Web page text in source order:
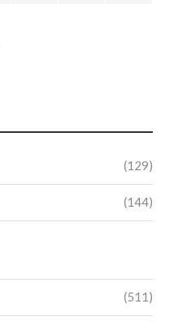
(129)
(144)
(511)